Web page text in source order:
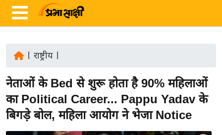
ज़ा
ख
ब
र
राष्ट्रीय|
नेताओं के Bed से शुरू होता है 90% महिलाओं
का Political Career... Pappu Yadav के
बिगड़े बोल, महिला आयोग ने भेजा Notice